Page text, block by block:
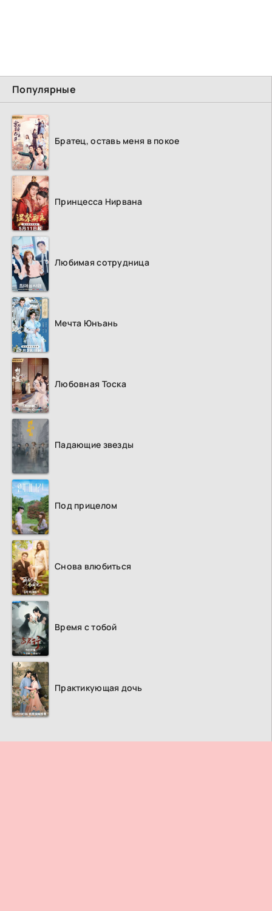
Популярные
Братец, оставь меня в покое
Принцесса Нирвана
Любимая сотрудница
Мечта Юнъань
Любовная Тоска
Падающие звезды
Под прицелом
Снова влюбиться
Время с тобой
Практикующая дочь